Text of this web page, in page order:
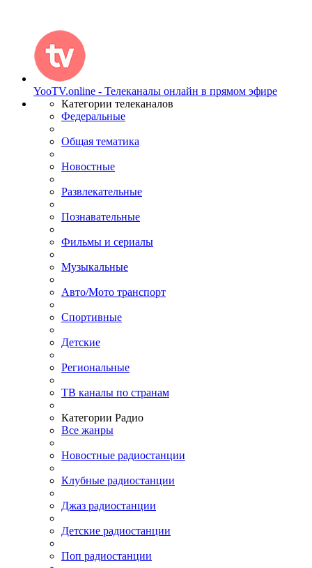
YooTV.online - Телеканалы онлайн в прямом эфире
Категории телеканалов
Федеральные
Общая тематика
Новостные
Развлекательные
Познавательные
Фильмы и сериалы
Музыкальные
Авто/Мото транспорт
Спортивные
Детские
Региональные
ТВ каналы по странам
Категории Радио
Все жанры
Новостные радиостанции
Клубные радиостанции
Джаз радиостанции
Детские радиостанции
Поп радиостанции